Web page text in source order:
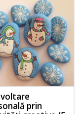
prin